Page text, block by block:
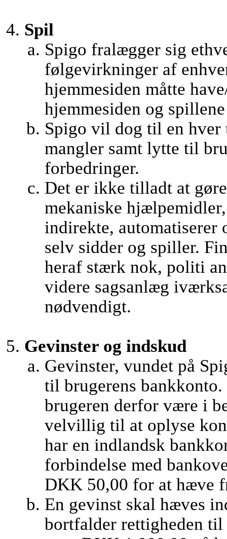
Spil
Spigo fralægger sig
følgevirkninger af
hjemmesiden måtte
hjemmesiden og
Spigo vil dog til en hver
mangler samt lytte til
forbedringer.
Det er ikke tilladt at
mekaniske
indirekte, automatiserer
selv sidder og spiller.
heraf stærk nok, politi
videre sagsanlæg
nødvendigt.
Gevinster og indskud
Gevinster, vundet på
til brugerens
brugeren derfor være i
velvillig til at oplyse
har en indlandsk
forbindelse med
DKK 50,00 for at hæve
En gevinst skal hæves
bortfalder rettigheden til